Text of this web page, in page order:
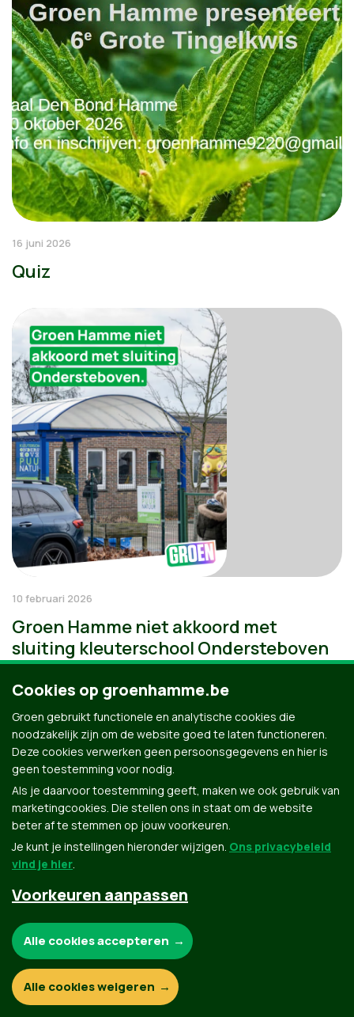
16 juni 2026
Quiz
10 februari 2026
Groen Hamme niet akkoord met
sluiting kleuterschool Ondersteboven
Groen.be
© Copyright Groen 2026 | Gemaakt met NationBuilder
Contact Privacybeleid
Cookies op groenhamme.be
Groen gebruikt functionele en analytische cookies die
noodzakelijk zijn om de website goed te laten functioneren.
Deze cookies verwerken geen persoonsgegevens en hier is
geen toestemming voor nodig.
Als je daarvoor toestemming geeft, maken we ook gebruik van
marketingcookies. Die stellen ons in staat om de website
beter af te stemmen op jouw voorkeuren.
Je kunt je instellingen hieronder wijzigen. Ons privacybeleid
vind je hier.
Voorkeuren aanpassen
Functionele en analytische cookies:
Alle cookies accepteren
Alle cookies weigeren